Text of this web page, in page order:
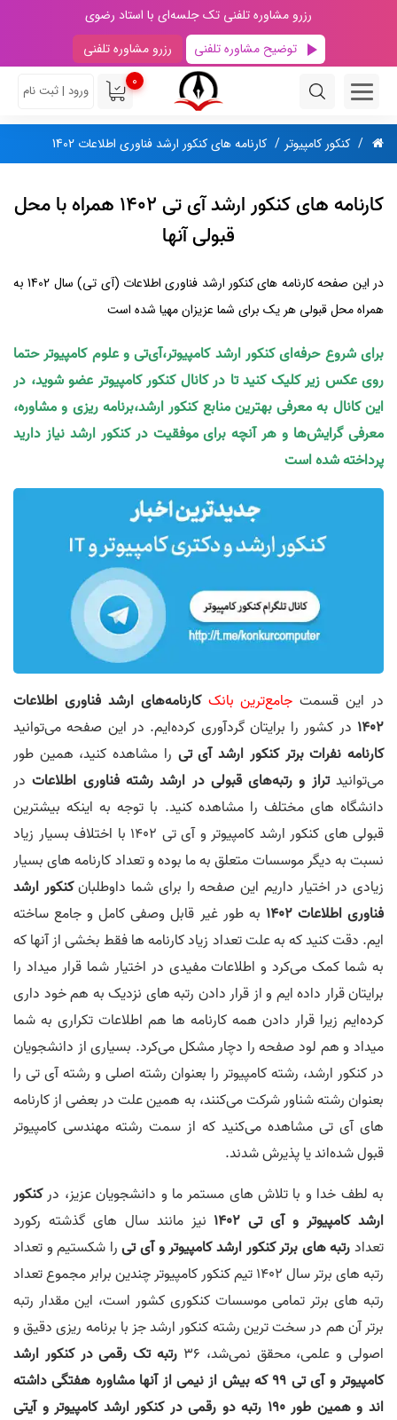
رزرو مشاوره تلفنی تک جلسه‌ای با استاد رضوی
توضیح مشاوره تلفنی
رزرو مشاوره تلفنی
0
ورود | ثبت نام
کنکور کامپیوتر کارنامه های کنکور ارشد فناوری اطلاعات 1402
کارنامه های کنکور ارشد آی تی 1402 همراه با محل
قبولی آنها
در این صفحه کارنامه های کنکور ارشد فناوری اطلاعات (آی تی) سال 1402 به
همراه محل قبولی هر یک برای شما عزیزان مهیا شده است
برای شروع حرفه‌ای کنکور ارشد کامپیوتر،آی‌تی و علوم کامپیوتر حتما
روی عکس زیر کلیک کنید تا در کانال کنکور کامپیوتر عضو شوید، در
این کانال به معرفی بهترین منابع کنکور ارشد،برنامه ریزی و مشاوره،
معرفی گرایش‌ها و هر آنچه برای موفقیت در کنکور ارشد نیاز دارید
پرداخته شده است
در این قسمت جامع‌ترین بانک کارنامه‌های ارشد فناوری اطلاعات
1402 در کشور را برایتان گردآوری کرده‌ایم. در این صفحه می‌توانید
کارنامه نفرات برتر کنکور ارشد آی تی را مشاهده کنید، همین طور
می‌توانیدتراز و رتبه‌های قبولی در ارشد رشته فناوری اطلاعاتدر
دانشگاه های مختلف را مشاهده کنید. با توجه به اینکه بیشترین
قبولی های کنکور ارشد کامپیوتر و آی تی 1402 با اختلاف بسیار زیاد
نسبت به دیگر موسسات متعلق به ما بوده و تعداد کارنامه های بسیار
زیادی در اختیار داریم این صفحه را برای شما داوطلبانکنکور ارشد
فناوری اطلاعات 1402
به طور غیر قابل وصفی کامل و جامع ساخته
ایم. دقت کنید که به علت تعداد زیاد کارنامه ها فقط بخشی از آنها که
به شما کمک می‌کرد و اطلاعات مفیدی در اختیار شما قرار میداد را
برایتان قرار داده ایم و از قرار دادن رتبه های نزدیک به هم خود داری
کرده‌ایم زیرا قرار دادن همه کارنامه ها هم اطلاعات تکراری به شما
میداد و هم لود صفحه را دچار مشکل می‌کرد. بسیاری از دانشجویان
در کنکور ارشد، رشته کامپیوتر را بعنوان رشته اصلی و رشته آی تی را
بعنوان رشته شناور شرکت می‌کنند، به همین علت در بعضی از کارنامه
های آی تی مشاهده می‌کنید که از سمت رشته مهندسی کامپیوتر
قبول شده‌اند یا پذیرش شدند.
به لطف خدا و با تلاش های مستمر ما و دانشجویان عزیز، درکنکور
ارشد کامپیوتر و آی تی 1402
نیز مانند سال های گذشته رکورد
تعدادرتبه های برتر کنکور ارشد کامپیوتر و آی تیرا شکستیم و تعداد
رتبه های برتر سال 1402 تیم کنکور کامپیوتر چندین برابر مجموع تعداد
رتبه های برتر تمامی موسسات کنکوری کشور است، این مقدار رتبه
برتر آن هم در سخت ترین رشته کنکور ارشد جز با برنامه ریزی دقیق و
اصولی و علمی، محقق نمی‌شد، 36
رتبه تک رقمی در کنکور ارشد
کامپیوتر و آی تی 99 که بیش از نیمی از آنها مشاوره هفتگی داشته
اند و همین طور 190 رتبه دو رقمی در کنکور ارشد کامپیوتر و آیتی